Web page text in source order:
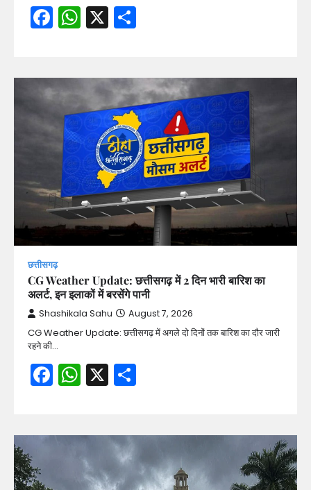
Facebook
WhatsApp
X
छत्तीसगढ़
CG Weather Update: छत्तीसगढ़ में 2 दिन भारी बारिश का
अलर्ट, इन इलाकों में बरसेंगे पानी
Shashikala Sahu August 7, 2026
CG Weather Update: छत्तीसगढ़ में अगले दो दिनों तक बारिश का दौर जारी
रहने की…
Facebook
WhatsApp
X